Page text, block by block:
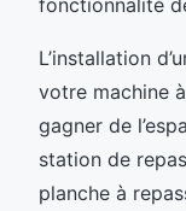
L’installation
votre machine
gagner de
station de
planche à